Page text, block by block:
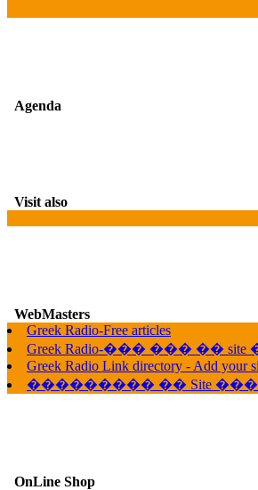
Agenda
Visit also
WebMasters
Greek Radio-Free articles
Greek Radio-��� ��� ��
Greek Radio Link directory - Add your
��������� �� Site ���
OnLine Shop